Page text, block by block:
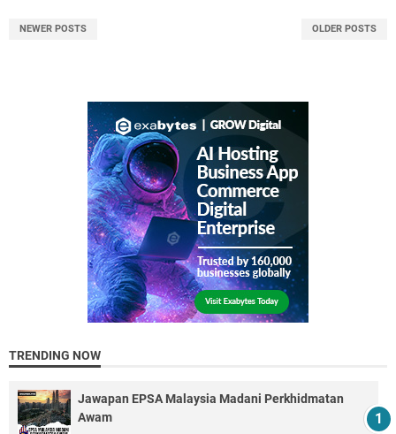
NEWER POSTS OLDER POSTS
TRENDING NOW
Jawapan EPSA Malaysia Madani Perkhidmatan
Awam